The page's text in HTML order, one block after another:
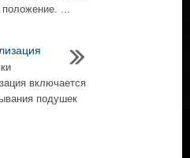
положение. ...
включается
подушек